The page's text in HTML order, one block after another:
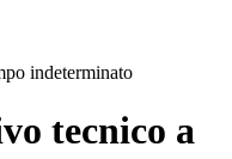
indeterminato
tecnico a